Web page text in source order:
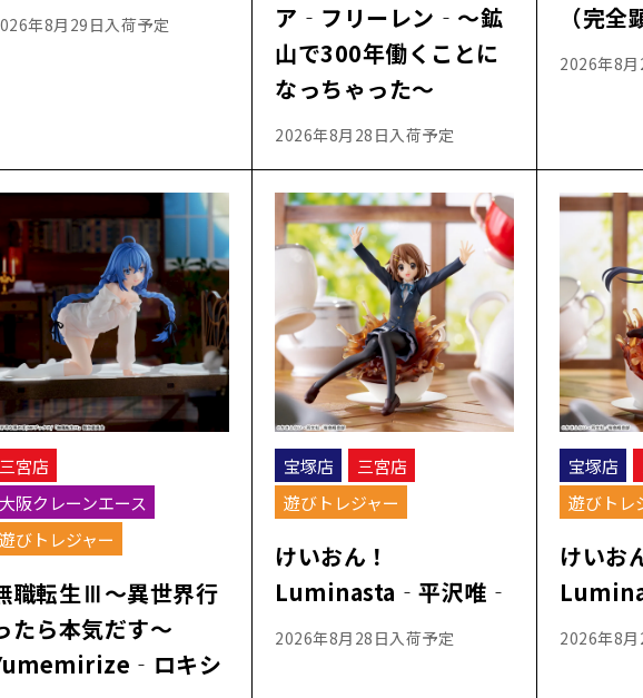
年8月29日入荷予定
ア‐フリーレン‐～鉱
山で300年働くことに
なっちゃった～
2026年8月28日入荷予定
（完
2026年8
三宮店
大阪クレーンエース
遊びトレジャー
職転生Ⅲ～異世界行
たら本気だす～
ロキシ
宝塚店
三宮店
遊びトレジャー
けいおん！
Luminasta‐平沢唯‐
2026年8月28日入荷予定
宝塚店
遊びトレ
けいお
2026年8